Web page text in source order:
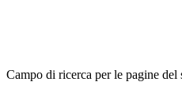
Campo di ricerca per le pagine del